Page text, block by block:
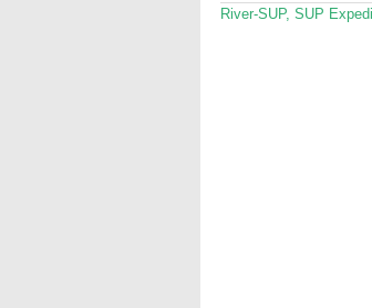
River-SUP, SUP